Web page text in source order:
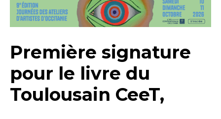
Première signature
pour le livre du
Toulousain CeeT,